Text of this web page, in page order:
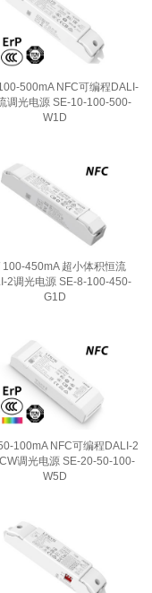
500mA NFC可编程DALI-
调光电源 SE-10-100-500-
W1D
100-450mA 超小体积恒流
2调光电源 SE-8-100-450-
G1D
100mA NFC可编程DALI-2
调光电源 SE-20-50-100-
W5D